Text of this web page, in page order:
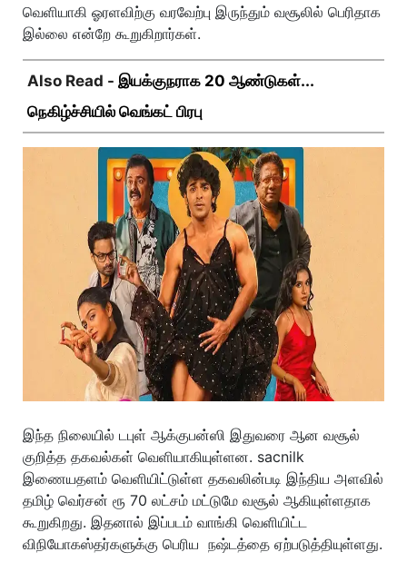
வெளியாகி ஓரளவிற்கு வரவேற்பு இருந்தும் வசூலில் பெரிதாக
இல்லை என்றே கூறுகிறார்கள்.
Also Read - இயக்குநராக 20 ஆண்டுகள்...
நெகிழ்ச்சியில் வெங்கட் பிரபு
இந்த நிலையில் டபுள் ஆக்குபன்ஸி இதுவரை ஆன வசூல்
குறித்த தகவல்கள் வெளியாகியுள்ளன. sacnilk
இணையதளம் வெளியிட்டுள்ள தகவலின்படி இந்திய அளவில்
தமிழ் வெர்சன் ரூ 70 லட்சம் மட்டுமே வசூல் ஆகியுள்ளதாக
கூறுகிறது. இதனால் இப்படம் வாங்கி வெளியிட்ட
விநியோகஸ்தர்களுக்கு பெரிய நஷ்டத்தை ஏற்படுத்தியுள்ளது.